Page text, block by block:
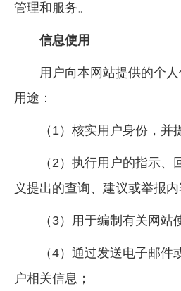
管理和服务。
信息使用
用户向本网站提供的个人
用途：
（1）核实用户身份，并提
（2）执行用户的指示、
义提出的查询、建议或举报内
（3）用于编制有关网站使
（4）通过发送电子邮件
户相关信息；